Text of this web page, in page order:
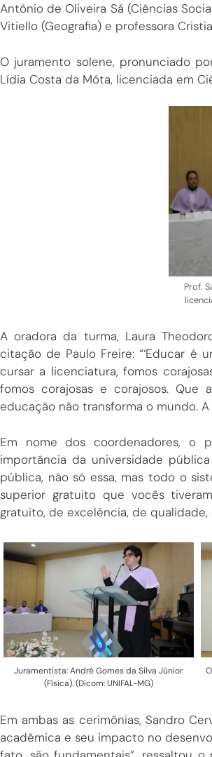
Antônio de Oliveira Sá (Ciências
Vitiello (Geografia) e professora
O juramento solene, pronunciado
Lídia Costa da Móta, licenciada em
Prof.
A oradora da turma, Laura
citação de Paulo Freire: “‘Educar é
cursar a licenciatura, fomos
fomos corajosas e corajosos. Que
educação não transforma o mundo.
Em nome dos coordenadores, o
importância da universidade
pública, não só essa, mas todo o
superior gratuito que vocês
gratuito, de excelência, de qualidade,
Juramentista: André Gomes da Silva Júnior
(Física). (Dicom: UNIFAL-MG)
Em ambas as cerimônias, Sandro
acadêmica e seu impacto no